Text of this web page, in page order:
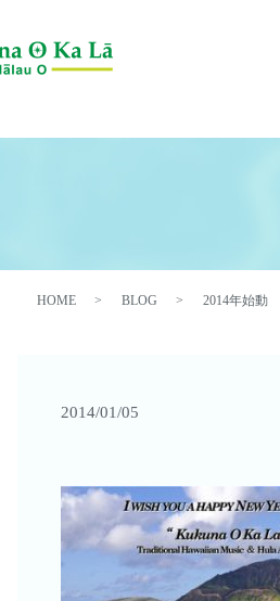
HOME BLOG 2014年始動
2014/01/05